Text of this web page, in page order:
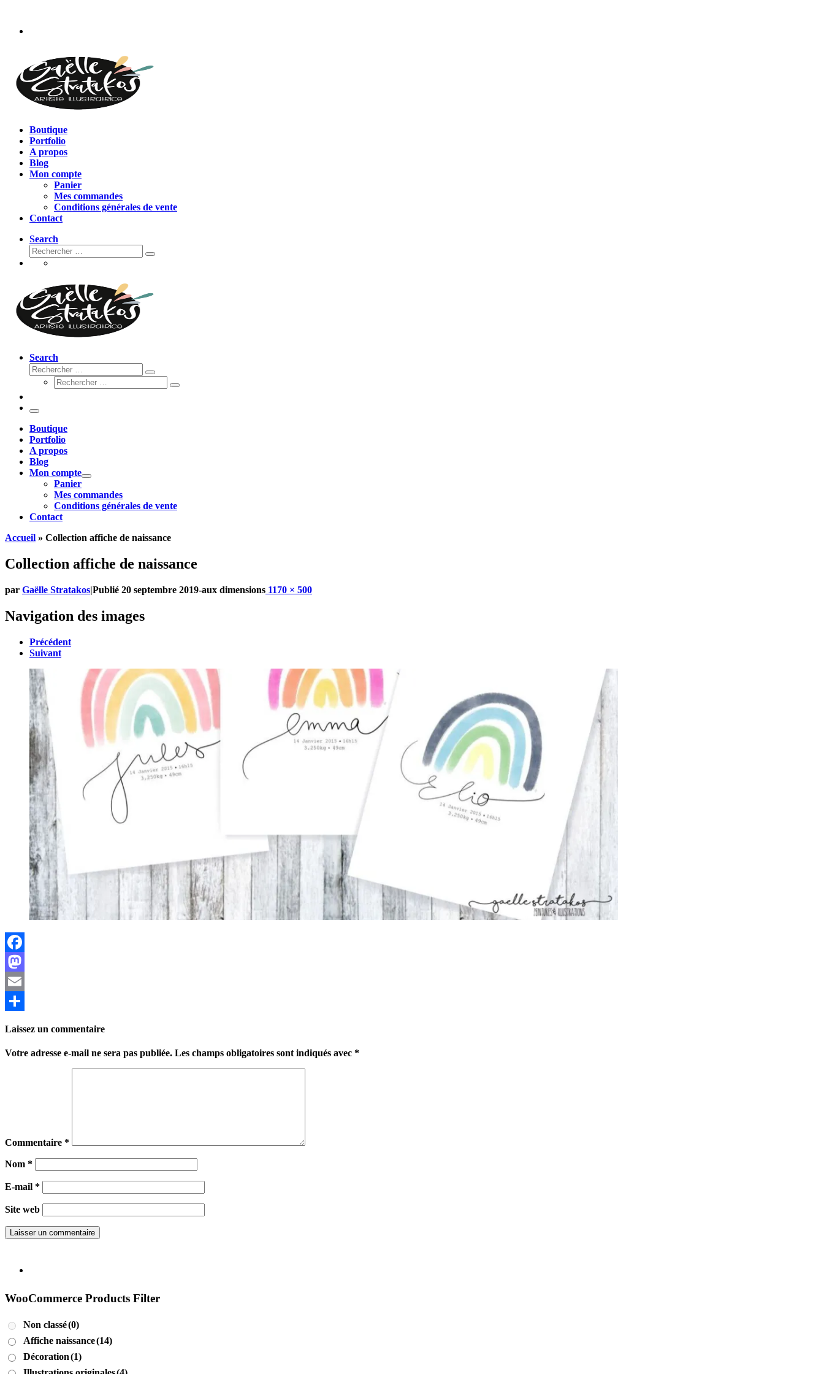
contenu
Boutique
Portfolio
A propos
Blog
Mon compte
Panier
Mes commandes
Conditions générales de vente
Contact
Search
Rechercher
Rechercher
Search
Rechercher
Rechercher
Rechercher
Rechercher
Menu
Boutique
Portfolio
A propos
Blog
Mon compte
Panier
Mes commandes
Conditions générales de vente
Contact
Accueil » Collection affiche de naissance
Collection affiche de naissance
par Gaëlle Stratakos|Publié 20 septembre 2019-aux dimensions 1170 × 500
Navigation des images
Précédent
Suivant
Facebook
Mastodon
Email
Laissez un commentaire
Votre adresse e-mail ne sera pas publiée. Les champs obligatoires sont indiqués avec *
Commentaire *
Nom *
E-mail *
Site web
WooCommerce Products Filter
Non classé(0)
Affiche naissance(14)
Décoration(1)